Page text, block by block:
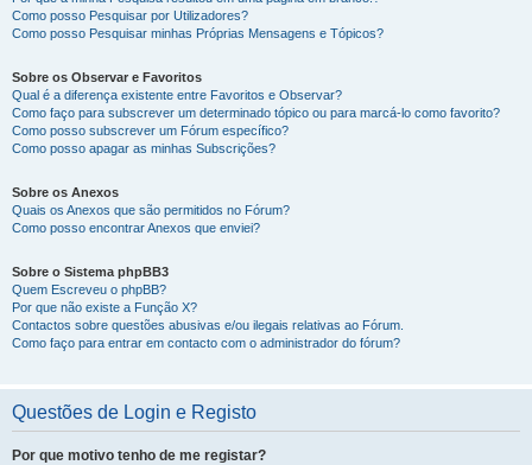
Como posso Pesquisar por Utilizadores?
Como posso Pesquisar minhas Próprias Mensagens e Tópicos?
Sobre os Observar e Favoritos
Qual é a diferença existente entre Favoritos e Observar?
Como faço para subscrever um determinado tópico ou para marcá-lo como favorito?
Como posso subscrever um Fórum específico?
Como posso apagar as minhas Subscrições?
Sobre os Anexos
Quais os Anexos que são permitidos no Fórum?
Como posso encontrar Anexos que enviei?
Sobre o Sistema phpBB3
Quem Escreveu o phpBB?
Por que não existe a Função X?
Contactos sobre questões abusivas e/ou ilegais relativas ao Fórum.
Como faço para entrar em contacto com o administrador do fórum?
Questões de Login e Registo
Por que motivo tenho de me registar?